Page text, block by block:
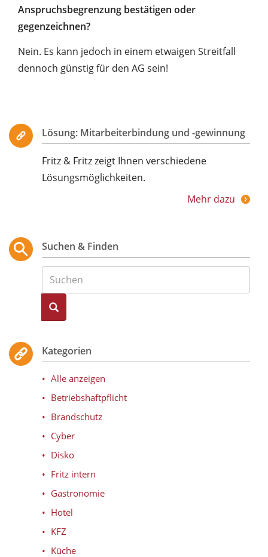
Anspruchsbegrenzung bestätigen oder
gegenzeichnen?
Nein. Es kann jedoch in einem etwaigen Streitfall
dennoch günstig für den AG sein!
Lösung: Mitarbeiterbindung und -gewinnung
Fritz & Fritz zeigt Ihnen verschiedene
Lösungsmöglichkeiten.
Mehr dazu
Suchen & Finden
Suche
Kategorien
Alle anzeigen
Betriebshaftpflicht
Brandschutz
Cyber
Disko
Fritz intern
Gastronomie
Hotel
KFZ
Küche